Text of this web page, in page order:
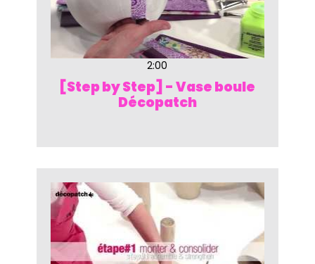
2:00
[Step by Step] - Vase boule
Décopatch